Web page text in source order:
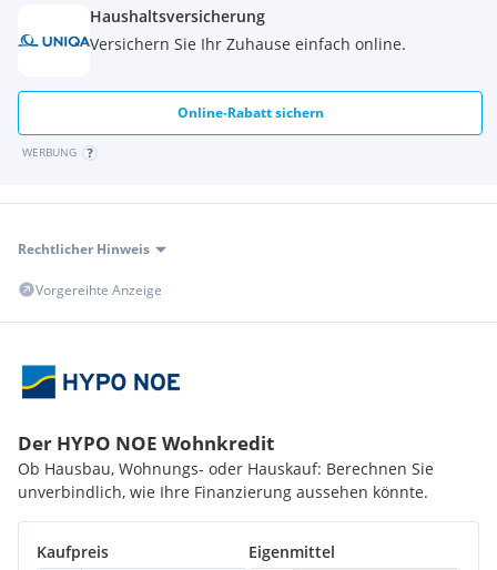
Haushaltsversicherung
Versichern Sie Ihr Zuhause einfach online.
Online-Rabatt sichern
WERBUNG
Rechtlicher Hinweis
Vorgereihte Anzeige
Der HYPO NOE Wohnkredit
Ob Hausbau, Wohnungs- oder Hauskauf: Berechnen Sie
unverbindlich, wie Ihre Finanzierung aussehen könnte.
Kaufpreis
Eigenmittel